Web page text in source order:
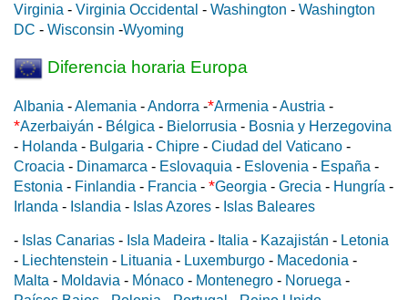
Virginia - Virginia Occidental - Washington - Washington
DC - Wisconsin -Wyoming
Diferencia horaria Europa
Albania -Alemania -Andorra -*Armenia -Austria -
*Azerbaiyán - Bélgica - Bielorrusia - Bosnia y Herzegovina
- Holanda - Bulgaria - Chipre - Ciudad del Vaticano -
Croacia - Dinamarca - Eslovaquia - Eslovenia - España -
Estonia - Finlandia - Francia - *Georgia - Grecia - Hungría -
Irlanda - Islandia - Islas Azores - Islas Baleares
- Islas Canarias - Isla Madeira - Italia - Kazajistán - Letonia
- Liechtenstein - Lituania - Luxemburgo - Macedonia -
Malta - Moldavia - Mónaco - Montenegro - Noruega -